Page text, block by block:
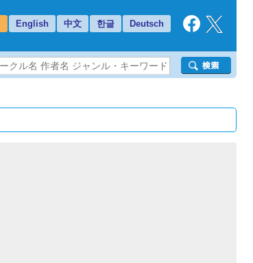
English 中文 한글 Deutsch